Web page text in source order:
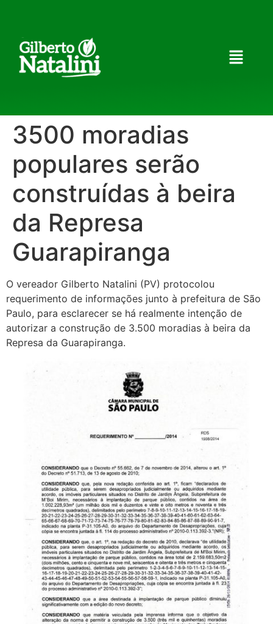
3500 moradias
populares serão
construídas à beira
da Represa
Guarapiranga
O vereador Gilberto Natalini (PV) protocolou
requerimento de informações junto à prefeitura de São
Paulo, para esclarecer se há realmente intenção de
autorizar a construção de 3.500 moradias à beira da
Represa da Guarapiranga.